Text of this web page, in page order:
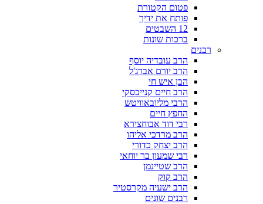
פטום הקטורת
פותח את ידיך
12 השבטים
ברכות שונות
רבנים
הרב עובדיה יוסף
הרב יורם אברג'ל
הבן איש חי
הרב חיים קנייבסקי
הרבי מליובאוויטש
החפץ חיים
רבי דוד אבוחצירא
הרב מרדכי אליהו
הרב יצחק כדורי
רבי שמעון בר יוחאי
הרב שטיינמן
הרב קוק
הרב ישעיה מקרסטיר
רבנים שונים